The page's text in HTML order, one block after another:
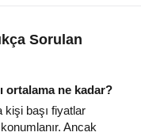
Sorulan
ortalama ne kadar?
kişi başı fiyatlar
Ancak